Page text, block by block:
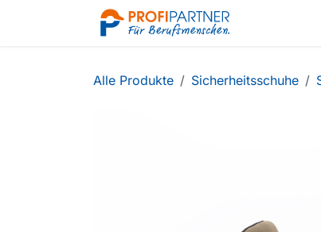
Zum Inhalt springen
Alle Produkte Sicherheitsschuhe